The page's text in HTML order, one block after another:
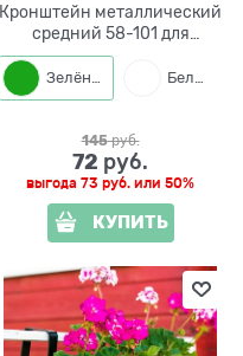
Черный
Кронштейн металлический
средний 58-101 для
хранения садового
инвентаря
Зелёный Белый
145 руб.
72 руб.
выгода 73 руб. или 50%
КУПИТЬ